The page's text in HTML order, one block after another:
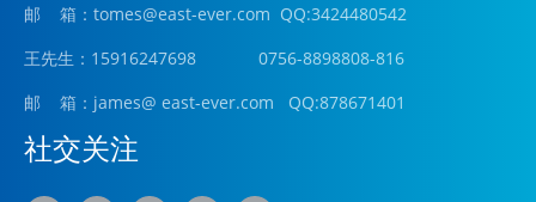
邮 箱：tomes@east-ever.com QQ:3424480542
王先生：15916247698 0756-8898808-816
邮 箱：james@ east-ever.com QQ:878671401
社交关注